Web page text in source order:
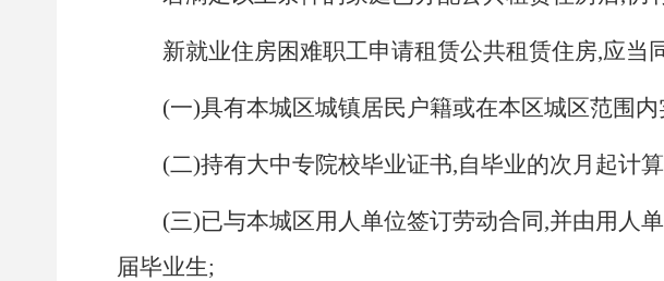
新就业住房困难职工申请租赁公共租赁住房,应当
(一)具有本城区城镇居民户籍或在本区城区范围
(二)持有大中专院校毕业证书,自毕业的次月起计
(三)已与本城区用人单位签订劳动合同,并由用人
届毕业生;